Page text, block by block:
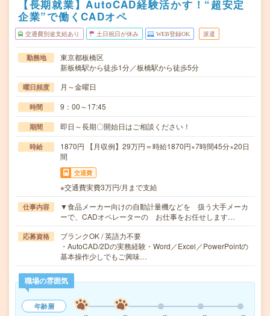
【長期就業】AutoCAD経験活かす！“超安定
企業”で働くCADオペ
交通費別途支給あり 土日祝日が休み WEB登録OK 派遣
勤務地
東京都板橋区
新板橋駅から徒歩1分／板橋駅から徒歩5分
曜日頻度 月～金曜日
時間 9：00～17:45
期間 即日～長期〇開始日はご相談ください！
時給
1870円 【月収例】29万円＝時給1870円×7時間45分×20日
間
交通費
※交通費実費3万円/月まで支給
仕事内容
▼食品メーカー向けの自動計量機などを 扱う大手メーカ
ーで、CADオペレーターの お仕事をお任せします…
応募資格
ブランクOK / 英語力不要
・AutoCAD/2Dの実務経験・Word／Excel／PowerPointの
基本操作少しでもご興味…
職場の雰囲気
年齢層